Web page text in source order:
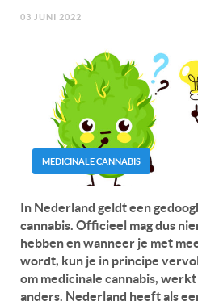
03 JUNI 2022
MEDICINALE CANNABIS
In Nederland geldt een
cannabis. Officieel mag dus
hebben en wanneer je met
wordt, kun je in principe
om medicinale cannabis,
anders. Nederland heeft als